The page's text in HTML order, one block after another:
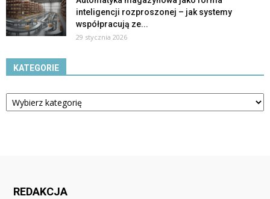
inteligencji rozproszonej – jak systemy
współpracują ze...
29 stycznia 2026
KATEGORIE
Kategorie
REDAKCJA